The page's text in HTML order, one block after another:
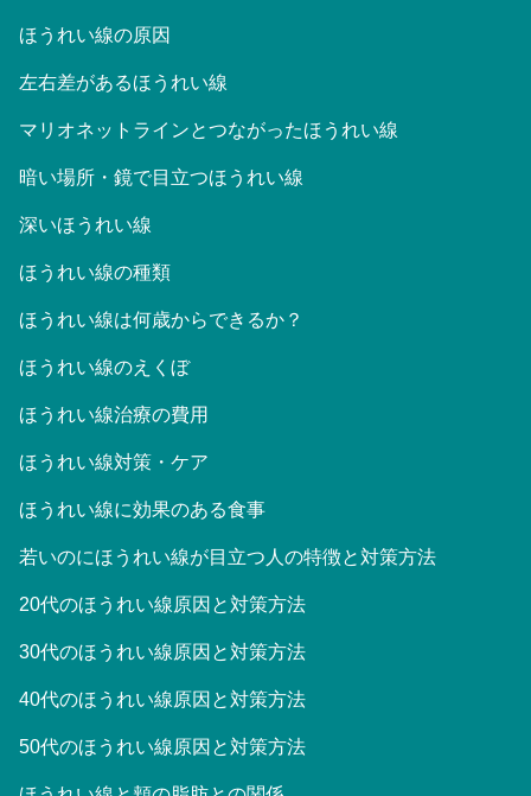
ほうれい線の原因
左右差があるほうれい線
マリオネットラインとつながったほうれい線
暗い場所・鏡で目立つほうれい線
深いほうれい線
ほうれい線の種類
ほうれい線は何歳からできるか？
ほうれい線のえくぼ
ほうれい線治療の費用
ほうれい線対策・ケア
ほうれい線に効果のある食事
若いのにほうれい線が目立つ人の特徴と対策方法
20代のほうれい線原因と対策方法
30代のほうれい線原因と対策方法
40代のほうれい線原因と対策方法
50代のほうれい線原因と対策方法